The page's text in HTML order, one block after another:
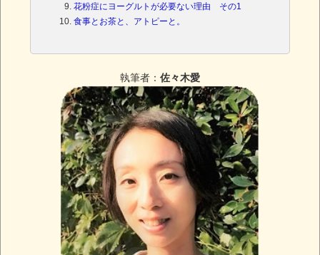
花粉症にヨーグルトが必要ない理由 その1
食事とお茶と、アトピーと。
執筆者： 佐々木愛